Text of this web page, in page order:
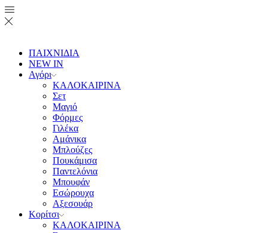
ΠΑΙΧΝΙΔΙΑ
NEW IN
Αγόρι
ΚΑΛΟΚΑΙΡΙΝΑ
Σετ
Μαγιό
Φόρμες
Γιλέκα
Αμάνικα
Μπλούζες
Πουκάμισα
Παντελόνια
Μπουφάν
Εσώρουχα
Αξεσουάρ
Κορίτσι
ΚΑΛΟΚΑΙΡΙΝΑ